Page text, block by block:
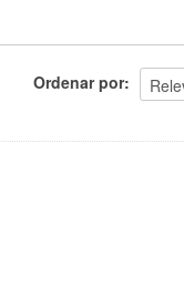
Ordenar por